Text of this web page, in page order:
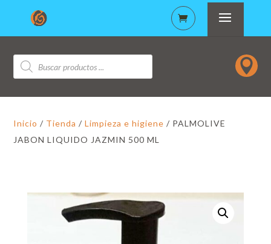
Búsqueda
de
productos

Inicio / Tienda /Limpieza e higiene / PALMOLIVE
JABON LIQUIDO JAZMIN 500 ML